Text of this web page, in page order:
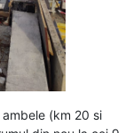
(km 20 si